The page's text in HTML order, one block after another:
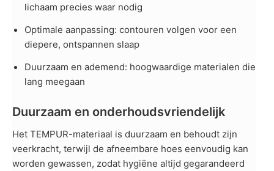
lichaam precies waar nodig
Optimale aanpassing: contouren volgen voor een
diepere, ontspannen slaap
Duurzaam en ademend: hoogwaardige materialen die
lang meegaan
Duurzaam en onderhoudsvriendelijk
Het TEMPUR-materiaal is duurzaam en behoudt zijn
veerkracht, terwijl de afneembare hoes eenvoudig kan
worden gewassen, zodat hygiëne altijd gegarandeerd